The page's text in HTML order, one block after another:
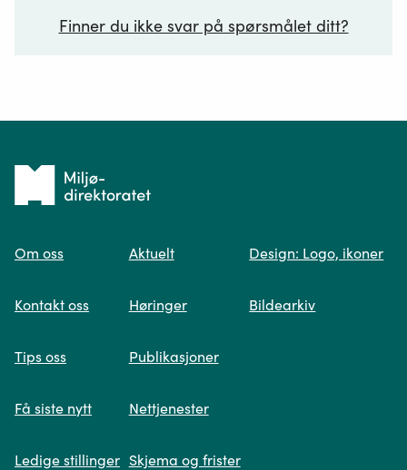
Finner du ikke svar på spørsmålet ditt?
søk og viser deg vår mest relevante
Tilbake
forsiden
Om oss
Kontakt oss
Tips oss
Få siste nytt
Ledige stillinger
Aktuelt
Høringer
Publikasjoner
Nettjenester
Skjema og frister
Design: Logo, ikoner
Bildearkiv